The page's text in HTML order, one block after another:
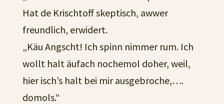
Hat de Krischtoff skeptisch, awwer
freundlich, erwidert.
„Käu Angscht! Ich spinn nimmer rum. Ich
wollt halt äufach nochemol doher, weil,
hier isch’s halt bei mir ausgebroche,….
domols.“